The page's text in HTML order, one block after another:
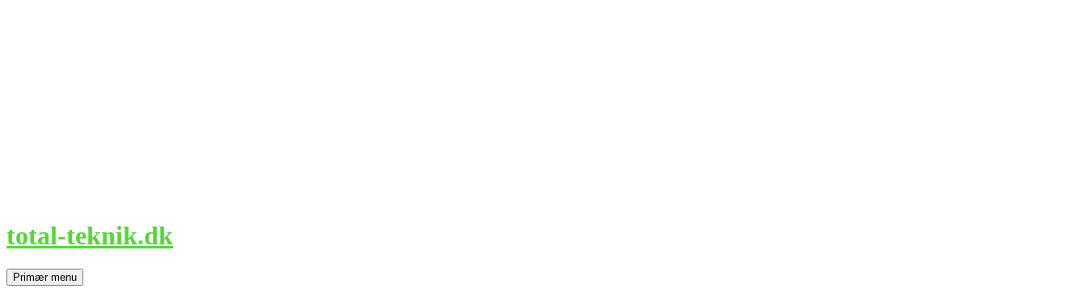
total-teknik.dk
SøgPrimær menu